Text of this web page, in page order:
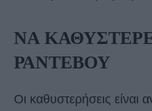
ΝΑ
ΡΑΝΤΕΒΟΥ
Οι καθυστερήσεις είναι